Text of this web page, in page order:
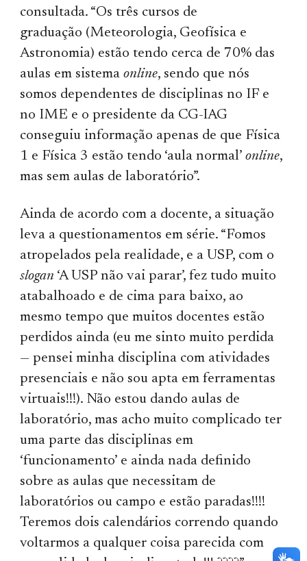
consultada. “Os três cursos de
graduação (Meteorologia, Geofísica e
Astronomia) estão tendo cerca de 70% das
aulas em sistemaonline, sendo que nós
somos dependentes de disciplinas no IF e
no IME e o presidente da CG-IAG
conseguiu informação apenas de que Física
1 e Física 3 estão tendo ‘aula normal’online,
mas sem aulas de laboratório”.
Ainda de acordo com a docente, a situação
leva a questionamentos em série. “Fomos
atropelados pela realidade, e a USP, com o
slogan ‘A USP não vai parar’, fez tudo muito
atabalhoado e de cima para baixo, ao
mesmo tempo que muitos docentes estão
perdidos ainda (eu me sinto muito perdida
— pensei minha disciplina com atividades
presenciais e não sou apta em ferramentas
virtuais!!!). Não estou dando aulas de
laboratório, mas acho muito complicado ter
uma parte das disciplinas em
‘funcionamento’ e ainda nada definido
sobre as aulas que necessitam de
laboratórios ou campo e estão paradas!!!!
Teremos dois calendários correndo quando
voltarmos a qualquer coisa parecida com